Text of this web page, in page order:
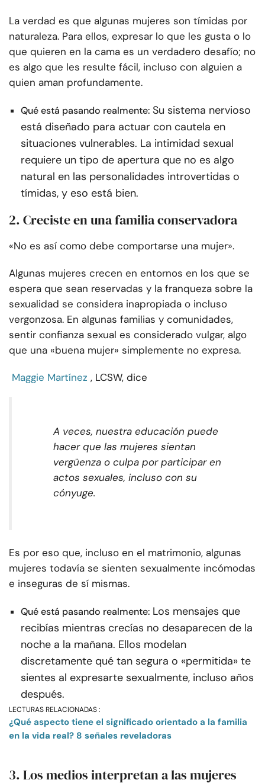
La verdad es que algunas mujeres son tímidas por
naturaleza. Para ellos, expresar lo que les gusta o lo
que quieren en la cama es un verdadero desafío; no
es algo que les resulte fácil, incluso con alguien a
quien aman profundamente.
Qué está pasando realmente: Su sistema nervioso
está diseñado para actuar con cautela en
situaciones vulnerables. La intimidad sexual
requiere un tipo de apertura que no es algo
natural en las personalidades introvertidas o
tímidas, y eso está bien.
2. Creciste en una familia conservadora
«No es así como debe comportarse una mujer».
Algunas mujeres crecen en entornos en los que se
espera que sean reservadas y la franqueza sobre la
sexualidad se considera inapropiada o incluso
vergonzosa. En algunas familias y comunidades,
sentir confianza sexual es considerado vulgar, algo
que una «buena mujer» simplemente no expresa.
Maggie Martínez , LCSW, dice
A veces, nuestra educación puede
hacer que las mujeres sientan
vergüenza o culpa por participar en
actos sexuales, incluso con su
cónyuge.
Es por eso que, incluso en el matrimonio, algunas
mujeres todavía se sienten sexualmente incómodas
e inseguras de sí mismas.
Qué está pasando realmente: Los mensajes que
recibías mientras crecías no desaparecen de la
noche a la mañana. Ellos modelan
discretamente qué tan segura o «permitida» te
sientes al expresarte sexualmente, incluso años
después.
LECTURAS RELACIONADAS :
¿Qué aspecto tiene el significado orientado a la familia
en la vida real? 8 señales reveladoras
3. Los medios interpretan a las mujeres